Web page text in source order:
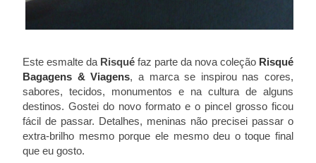
Este esmalte da Risqué faz parte da nova coleção Risqué
Bagagens & Viagens, a marca se inspirou nas cores,
sabores, tecidos, monumentos e na cultura de alguns
destinos. Gostei do novo formato e o pincel grosso ficou
fácil de passar. Detalhes, meninas não precisei passar o
extra-brilho mesmo porque ele mesmo deu o toque final
que eu gosto.